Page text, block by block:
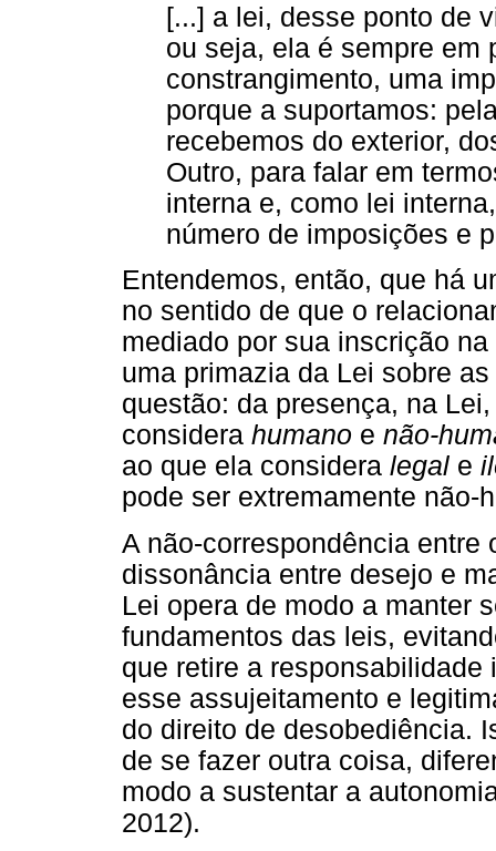
[...] a lei, desse ponto de
ou seja, ela é sempre em
constrangimento, uma
porque a suportamos:
recebemos do exterior,
Outro, para falar em
interna e, como lei
número de imposições e
Entendemos, então, que há
no sentido de que o
mediado por sua inscrição
uma primazia da Lei sobre
questão: da presença, na
considera humano e não-
ao que ela considera legal e
pode ser extremamente não-
A não-correspondência entre
dissonância entre desejo e
Lei opera de modo a manter
fundamentos das leis,
que retire a
esse assujeitamento e
do direito de desobediência.
de se fazer outra coisa,
modo a sustentar a
2012).